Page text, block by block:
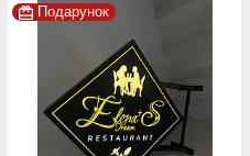
Подарунок